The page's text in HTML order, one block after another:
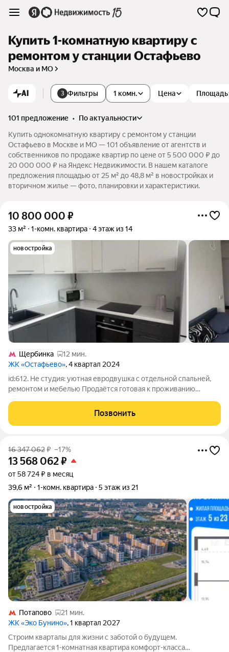
Купить 1-комнатную квартиру с
ремонтом у станции Остафьево
Москва и МО
AI 3 Фильтры 1 комн. Цена Площадь
101 предложение •
по актуальности
Купить однокомнатную квартиру с ремонтом у станции
Остафьево в Москве и МО — 101 объявление от агентств и
собственников по продаже квартир по цене от 5 500 000 ₽ до
20 000 000 ₽ на Яндекс Недвижимости. В нашем каталоге
предложения площадью от 25 м² до 48,8 м² в новостройках и
вторичном жилье — фото, планировки и характеристики.
10 800 000 ₽
33 м² 1-комн. квартира 4 этаж из 14
новостройка
Щербинка
12 мин.
ЖК «Остафьево», 4 квартал 2024
id:612. Не студия: уютная евродвушка с отдельной спальней,
ремонтом и мебелью Продаётся готовая к проживанию
района Щербинка. Главное преимущество квартиры
грамотное зонирование. Здесь есть
Позвонить
16 347 062₽ –17%
13 568 062₽
от 58 724 ₽ в месяц
39,6 м²
1-комн. квартира 5 этаж из 21
новостройка
Потапово
21 мин.
ЖК «Эко Бунино», 1 квартал 2027
Строим кварталы для жизни с заботой о будущем.
Предлагается 1-комнатная квартира комфорт-класса